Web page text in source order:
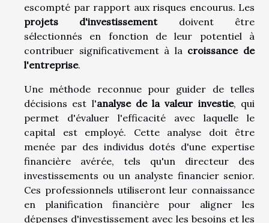
escompté par rapport aux risques encourus. Les
projets d'investissementdoivent être
sélectionnés en fonction de leur potentiel à
contribuer significativement à la croissance de
l'entreprise.
Une méthode reconnue pour guider de telles
décisions est l'analyse de la valeur investie, qui
permet d'évaluer l'efficacité avec laquelle le
capital est employé. Cette analyse doit être
menée par des individus dotés d'une expertise
financière avérée, tels qu'un directeur des
investissements ou un analyste financier senior.
Ces professionnels utiliseront leur connaissance
en planification financière pour aligner les
dépenses d'investissement avec les besoins et les